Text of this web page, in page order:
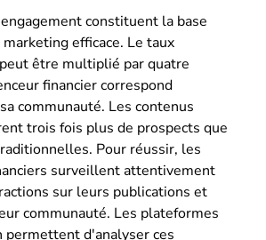
constituent la base
efficace. Le taux
être multiplié par quatre
financier correspond
communauté. Les contenus
trois fois plus de prospects que
Pour réussir, les
surveillent attentivement
sur leurs publications et
communauté. Les plateformes
permettent d'analyser ces